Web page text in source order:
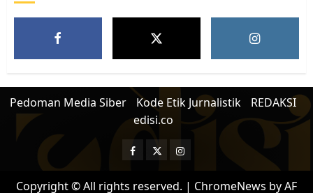
Pedoman Media Siber Kode Etik Jurnalistik
REDAKSI
edisi.co
Facebook
TwitterInstagram
Copyright © All rights reserved. | ChromeNews by AF